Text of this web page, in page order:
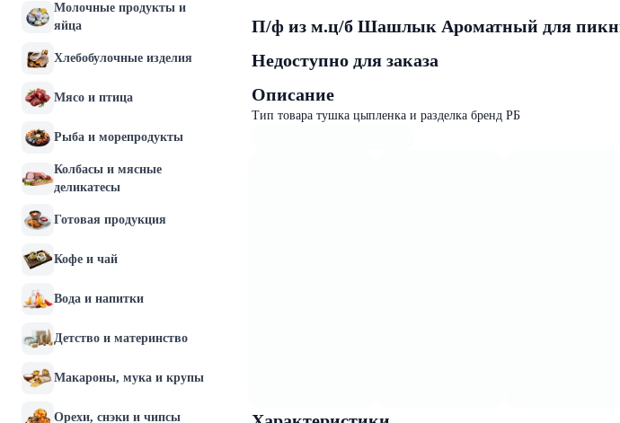
Молочные продукты и
яйца
Хлебобулочные изделия
Мясо и птица
Рыба и морепродукты
Колбасы и мясные
деликатесы
Готовая продукция
Кофе и чай
Вода и напитки
Детство и материнство
Макароны, мука и крупы
Орехи, снэки и чипсы
П/ф из м.ц/б Шашлык Ароматный для
Недоступно для заказа
Описание
Тип товара тушка цыпленка и разделка бренд РБ